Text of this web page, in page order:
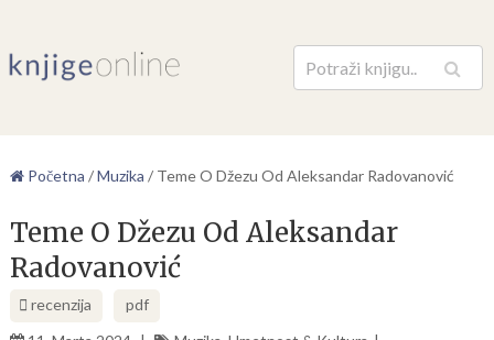
Pretraga
Početna /Muzika / Teme O Džezu Od Aleksandar Radovanović
Teme O Džezu Od Aleksandar
Radovanović
recenzija
pdf